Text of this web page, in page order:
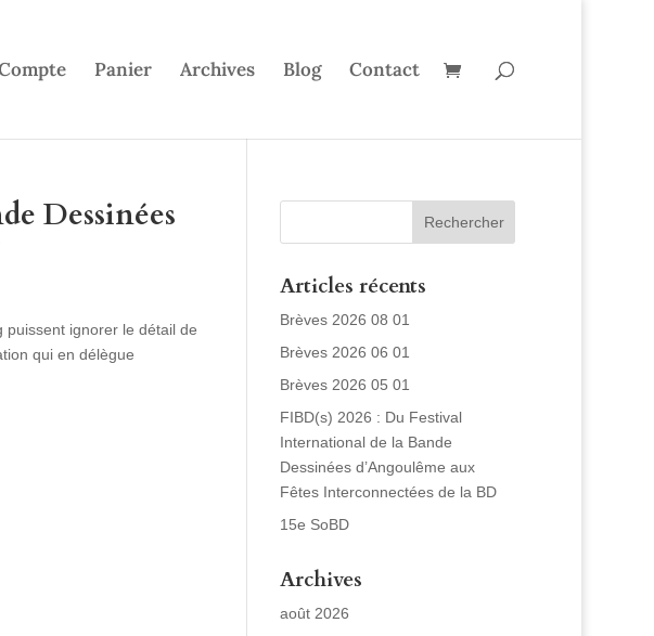
Panier Archives Blog Contact
Dessinées
ignorer le détail de
qui en délègue
Articles récents
Brèves 2026 08 01
Brèves 2026 06 01
Brèves 2026 05 01
FIBD(s) 2026 : Du Festival
International de la Bande
Dessinées d’Angoulême aux
Fêtes Interconnectées de la BD
15e SoBD
Archives
août 2026